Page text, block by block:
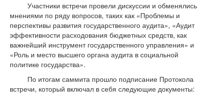
Участники встречи провели дискуссии и обменялись
мнениями по ряду вопросов, таких как «Проблемы и
перспективы развития государственного аудита», «Аудит
эффективности расходования бюджетных средств, как
важнейший инструмент государственного управления» и
«Роль и место высшего органа аудита в социальной
политике государства».
По итогам саммита прошло подписание Протокола
встречи, который включал в себя следующие документы: